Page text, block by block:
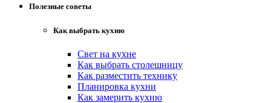
Полезные советы
Как выбрать кухню
Свет на кухне
Как выбрать столешницу
Как разместить технику
Планировка кухни
Как замерить кухню